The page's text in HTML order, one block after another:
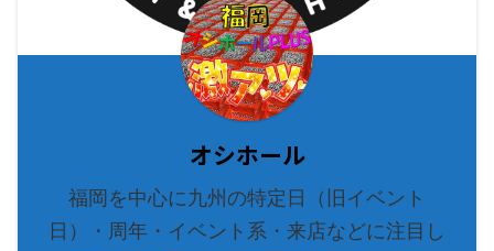
オシホール
福岡を中心に九州の特定日（旧イベント
日）・周年・イベント系・来店などに注目し